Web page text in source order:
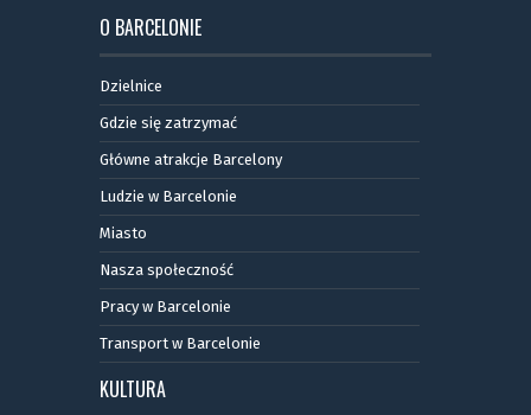
O BARCELONIE
Dzielnice
Gdzie się zatrzymać
Główne atrakcje Barcelony
Ludzie w Barcelonie
Miasto
Nasza społeczność
Pracy w Barcelonie
Transport w Barcelonie
KULTURA